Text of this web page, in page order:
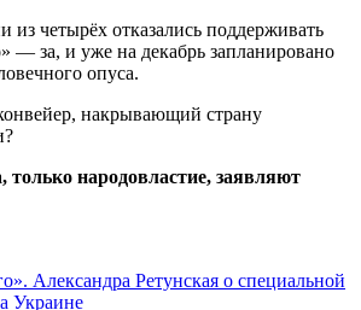
из четырёх отказались поддерживать
— за, и уже на декабрь запланировано
опуса.
накрывающий страну
только народовластие, заявляют
Александра Ретунская о специальной
Украине